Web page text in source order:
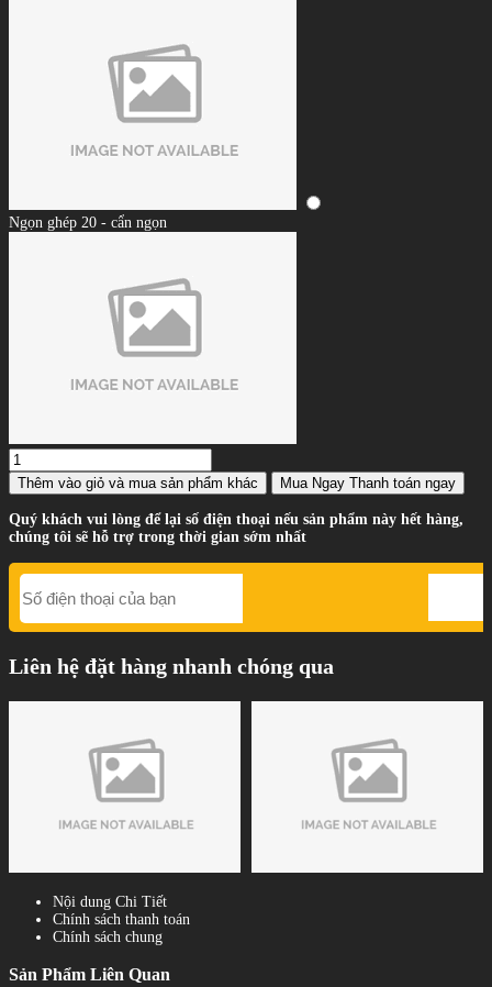
Ngọn ghép 20 - cẩn ngọn
Thêm vào giỏ và mua sản phẩm khác Mua Ngay Thanh toán ngay
Quý khách vui lòng để lại số điện thoại nếu sản phẩm này hết hàng,
chúng tôi sẽ hỗ trợ trong thời gian sớm nhất
Liên hệ đặt hàng nhanh chóng qua
Nội dung Chi Tiết
Chính sách thanh toán
Chính sách chung
Sản Phẩm Liên Quan